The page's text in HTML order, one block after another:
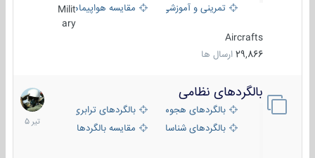
تمرینی و آموزشی
مقایسه هواپیماهاMilit
ary
Aircrafts
29,866 ارسال ها
بالگردهای نظامی
بالگردهای هجومی
بالگردهای ترابری
بالگردهای شناسایی
مقایسه بالگردها
22
تیر
1405